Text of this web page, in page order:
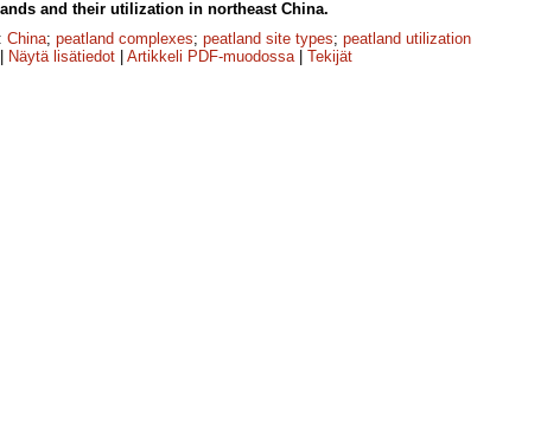
and their utilization in northeast China.
China; peatland complexes; peatland site types; peatland utilization
Näytä lisätiedot Artikkeli PDF-muodossa| Tekijät